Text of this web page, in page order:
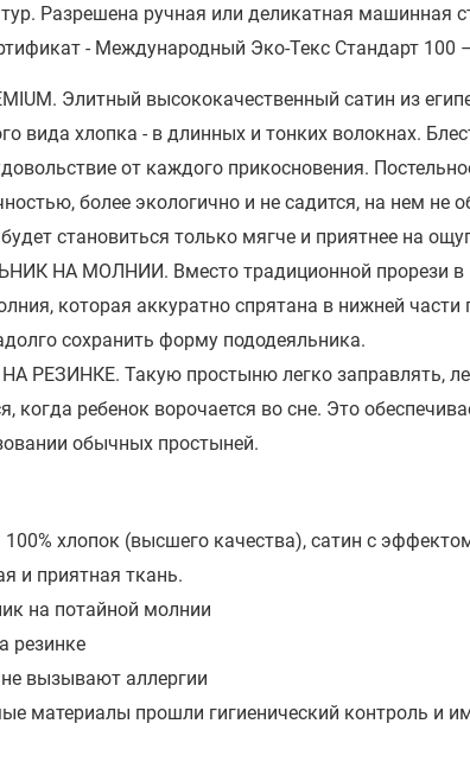
Разрешена ручная или деликатная машинная
- Международный Эко-Текс Стандарт 100
Элитный высококачественный сатин из
вида хлопка - в длинных и тонких волокнах.
от каждого прикосновения.
более экологично и не садится, на нем не
становиться только мягче и приятнее на
НА МОЛНИИ. Вместо традиционной прорези
которая аккуратно спрятана в нижней
сохранить форму пододеяльника.
РЕЗИНКЕ.Такую простыню легко заправлять,
когда ребенок ворочается во сне. Это
обычных простыней.
хлопок (высшего качества), сатин с
и приятная ткань.
на потайной молнии
резинке
вызывают аллергии
материалы прошли гигиенический контроль и